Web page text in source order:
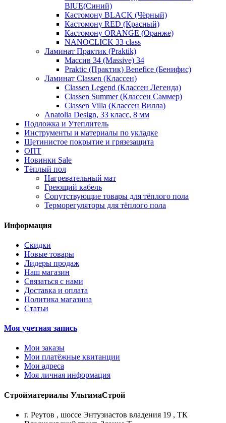
BlUE(Синий)
Кастомону BLACK (Чёрный)
Кастомону RED (Красный)
Кастомону ORANGE (Оранже)
NANOCLICK 33 class
Ламинат Практик (Praktik)
Массив 34 (Massive) 34
Praktic (Практик) Benefice (Бенифис)
Ламинат Classen (Классен)
Classen Legend (Классен Легенда)
Classen Summer (Классен Саммер)
Classen Villa (Классен Вилла)
Anatolia Design, 33 класс, 8 мм
Подложка и Утеплитель
Инструменты и материалы по укладке
Щетинистое покрытие и грязезащита
ОПТ
Новинки Sale
Тёплый пол
Нагревательный мат
Греющий кабель
Сопутствующие товары для тёплого пола
Терморегуляторы для тёплого пола
Информация
Скидки
Новые товары
Лидеры продаж
Наш магазин
Связаться с нами
Доставка и оплата
Политика магазина
Статьи
Моя учетная запись
Мои заказы
Мои платёжные квитанции
Мои адреса
Моя личная информация
Стройматериалы УльтимаСтрой
г. Реутов , шоссе Энтузиастов владения 19 , ТК